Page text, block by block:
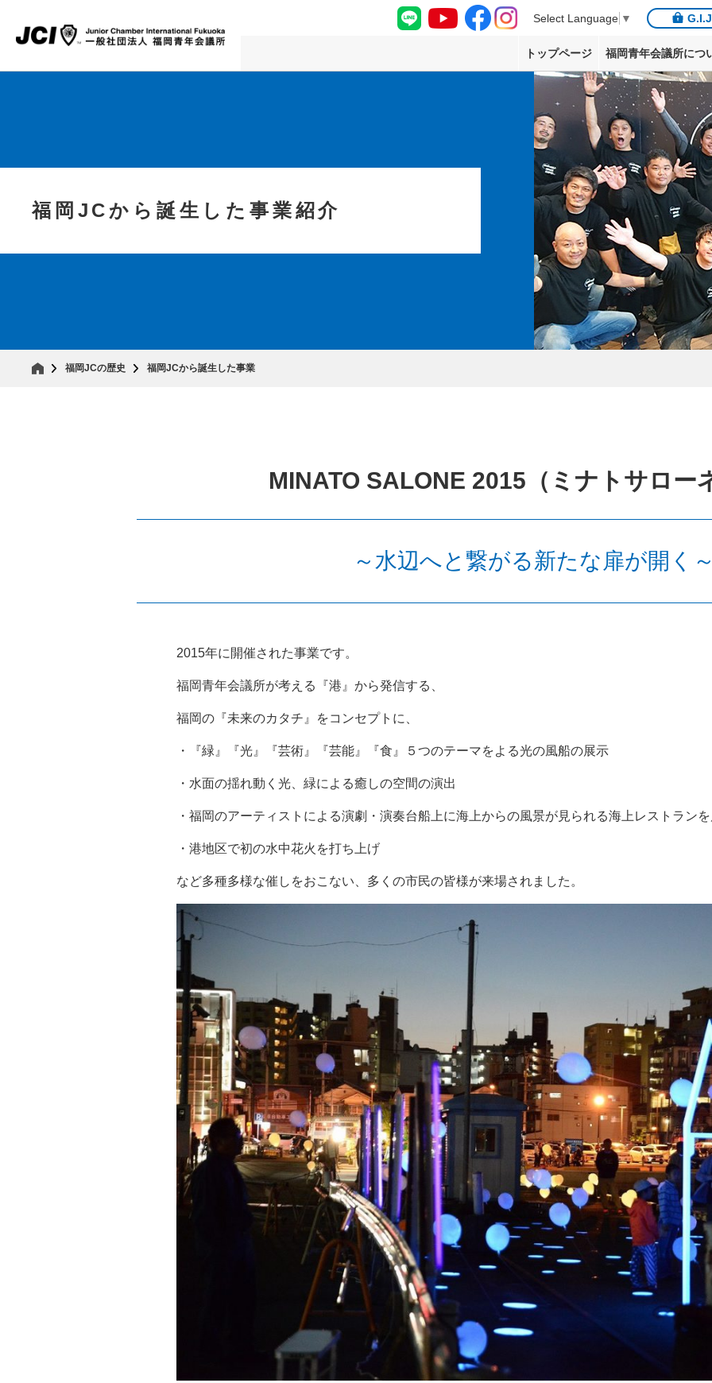
Select Language ▼
トップページ 福岡青年会議所につ
福岡JCから誕生した事業紹介
福岡JCの歴史 福岡JCから誕生した事業
MINATO SALONE 2015（ミナトサロー
～水辺へと繋がる新たな扉が開く
2015年に開催された事業です。
福岡青年会議所が考える『港』から発信する、
福岡の『未来のカタチ』をコンセプトに、
・『緑』『光』『芸術』『芸能』『食』５つのテーマをよる光の風船の展示
・水面の揺れ動く光、緑による癒しの空間の演出
・福岡のアーティストによる演劇・演奏台船上に海上からの風景が見られる海上レストラン
・港地区で初の水中花火を打ち上げ
など多種多様な催しをおこない、多くの市民の皆様が来場されました。